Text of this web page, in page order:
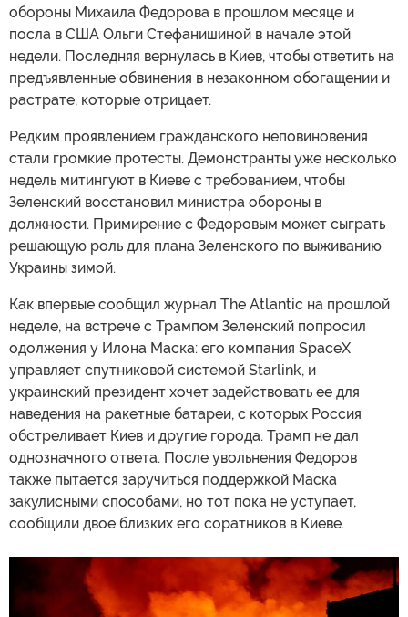
обороны Михаила Федорова в прошлом месяце и
посла в США Ольги Стефанишиной в начале этой
недели. Последняя вернулась в Киев, чтобы ответить на
предъявленные обвинения в незаконном обогащении и
растрате, которые отрицает.
Редким проявлением гражданского неповиновения
стали громкие протесты. Демонстранты уже несколько
недель митингуют в Киеве с требованием, чтобы
Зеленский восстановил министра обороны в
должности. Примирение с Федоровым может сыграть
решающую роль для плана Зеленского по выживанию
Украины зимой.
Как впервые сообщил журнал The Atlantic на прошлой
неделе, на встрече с Трампом Зеленский попросил
одолжения у Илона Маска: его компания SpaceX
управляет спутниковой системой Starlink, и
украинский президент хочет задействовать ее для
наведения на ракетные батареи, с которых Россия
обстреливает Киев и другие города. Трамп не дал
однозначного ответа. После увольнения Федоров
также пытается заручиться поддержкой Маска
закулисными способами, но тот пока не уступает,
сообщили двое близких его соратников в Киеве.